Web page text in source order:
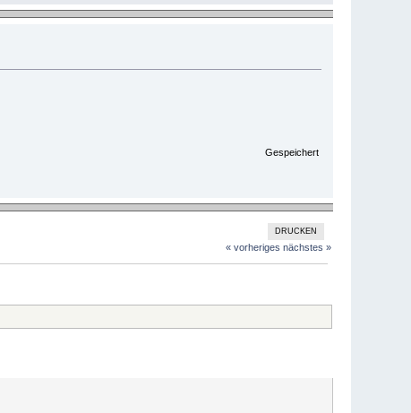
Gespeichert
DRUCKEN
« vorheriges nächstes »